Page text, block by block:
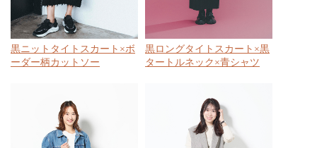
黒ニットタイトスカート×ボ
ーダー柄カットソー
黒ロングタイトスカート×黒
タートルネック×青シャツ